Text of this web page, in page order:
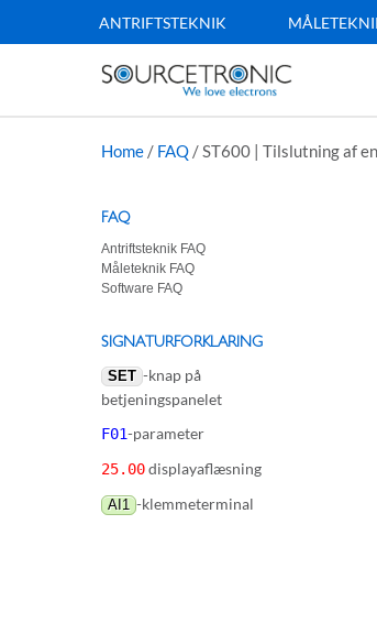
ANTRIFTSTEKNIK
Home / FAQ /ST600 | Tilslutning af
FAQ
Antriftsteknik FAQ
Måleteknik FAQ
Software FAQ
SIGNATURFORKLARING
SET -knap på
betjeningspanelet
F01-parameter
25.00displayaflæsning
AI1 -klemmeterminal